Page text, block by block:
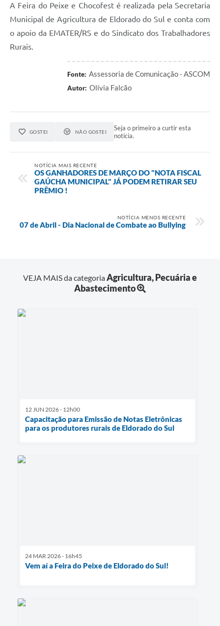
A Feira do Peixe e Chocofest é realizada pela Secretaria
Municipal de Agricultura de Eldorado do Sul e conta com
o apoio da EMATER/RS e do Sindicato dos Trabalhadores
Rurais.
Fonte: Assessoria de Comunicação - ASCOM
Autor: Olívia Falcão
GOSTEI NÃO GOSTEI
Seja o primeiro a curtir esta
notícia.
NOTÍCIA MAIS RECENTE
OS GANHADORES DE MARÇO DO "NOTA FISCAL
GAÚCHA MUNICIPAL" JÁ PODEM RETIRAR SEU
PRÊMIO !
NOTÍCIA MENOS RECENTE
07 de Abril - Dia Nacional de Combate ao Bullying
VEJA MAIS da categoriaAgricultura, Pecuária e
Abastecimento
12 JUN 2026 - 12h00
Capacitação para Emissão de Notas Eletrônicas
para os produtores rurais de Eldorado do Sul
24 MAR 2026 - 16h45
Vem aí a Feira do Peixe de Eldorado do Sul!